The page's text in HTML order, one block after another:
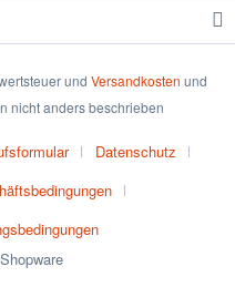
und Versandkosten und
nicht anders beschrieben
Datenschutz